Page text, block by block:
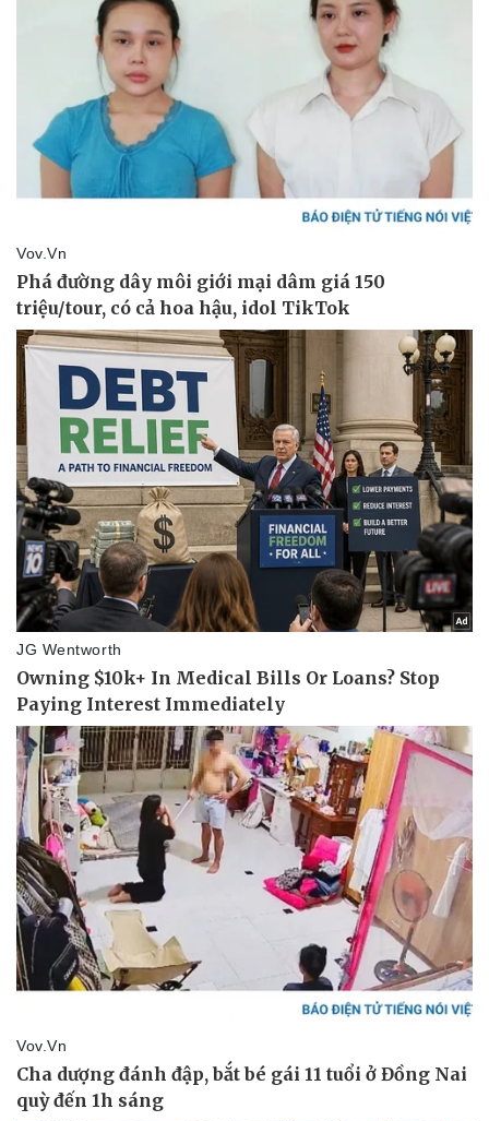
Tư vấn luật
Quân sự - Quốc phòng
Vũ khí